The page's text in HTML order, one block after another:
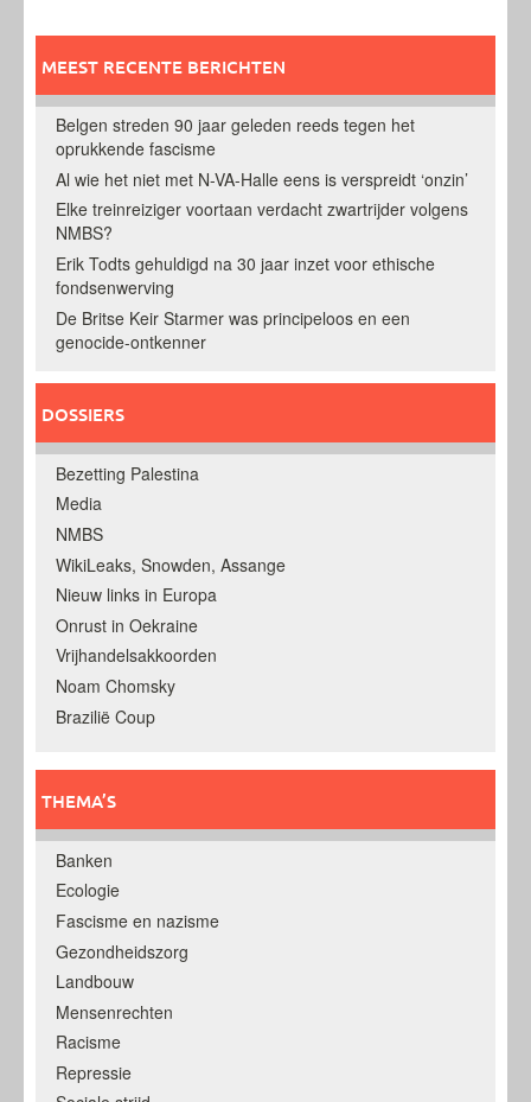
MEEST RECENTE BERICHTEN
Belgen streden 90 jaar geleden reeds tegen het
oprukkende fascisme
Al wie het niet met N-VA-Halle eens is verspreidt ‘onzin’
Elke treinreiziger voortaan verdacht zwartrijder volgens
NMBS?
Erik Todts gehuldigd na 30 jaar inzet voor ethische
fondsenwerving
De Britse Keir Starmer was principeloos en een
genocide-ontkenner
DOSSIERS
Bezetting Palestina
Media
NMBS
WikiLeaks, Snowden, Assange
Nieuw links in Europa
Onrust in Oekraine
Vrijhandelsakkoorden
Noam Chomsky
Brazilië Coup
THEMA’S
Banken
Ecologie
Fascisme en nazisme
Gezondheidszorg
Landbouw
Mensenrechten
Racisme
Repressie